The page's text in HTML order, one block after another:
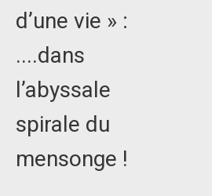
d’une vie » :
....dans
l’abyssale
spirale du
mensonge !